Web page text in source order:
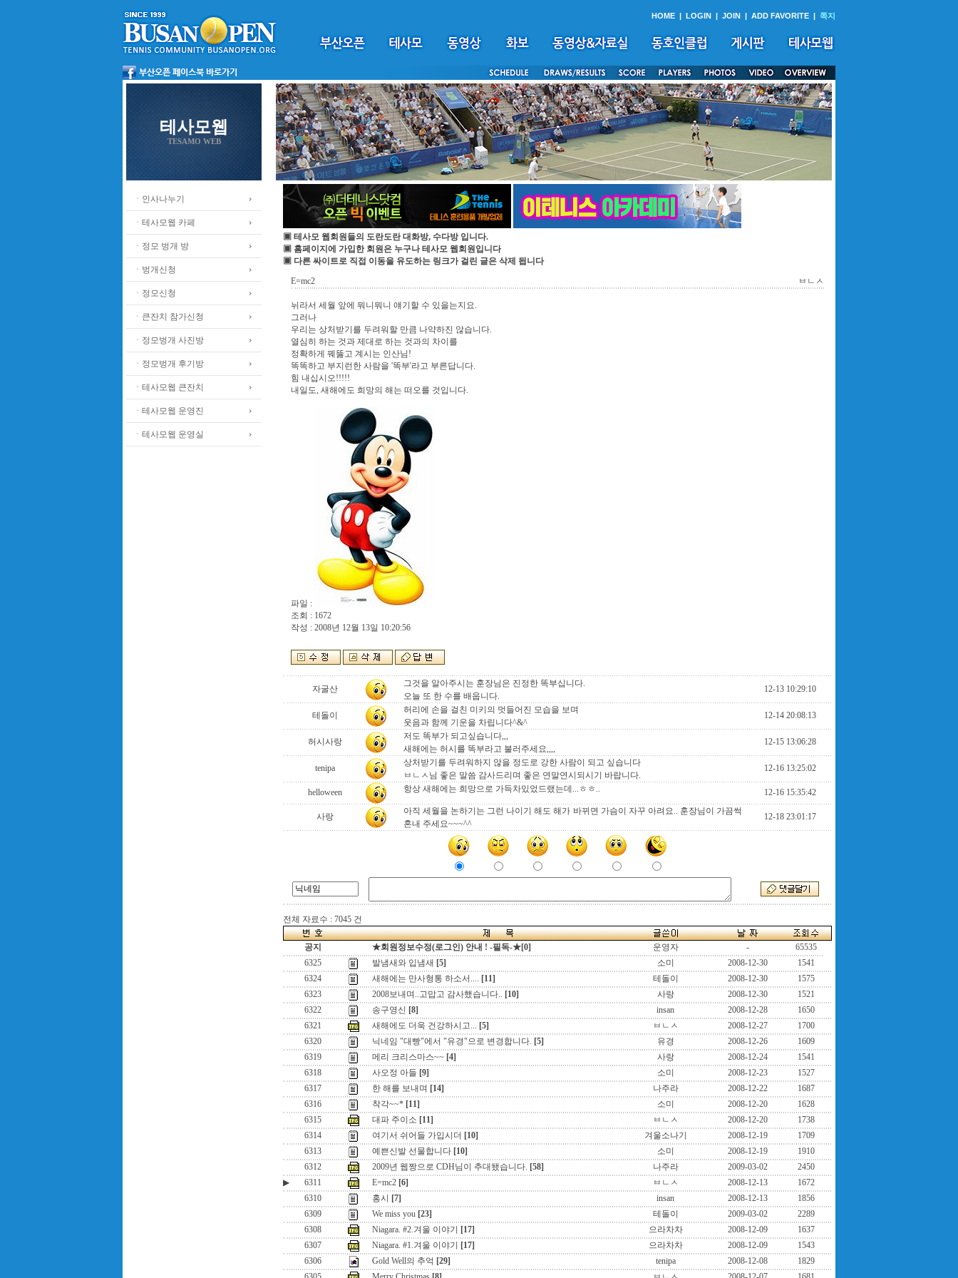
HOME | LOGIN | JOIN | ADD FAVORITE | 쪽지
테사모웹
TESAMO WEB
ㆍ인사나누기
ㆍ테사모웹 카페
ㆍ정모 벙개 방
ㆍ벙개신청
ㆍ정모신청
ㆍ큰잔치 참가신청
ㆍ정모벙개 사진방
ㆍ정모벙개 후기방
ㆍ테사모웹 큰잔치
ㆍ테사모웹 운영진
ㆍ테사모웹 운영실
▣ 테사모 웹회원들의 도란도란 대화방, 수다방 입니다.
▣ 홈페이지에 가입한 회원은 누구나 테사모 웹회원입니다
▣ 다른 싸이트로 직접 이동을 유도하는 링크가 걸린 글은 삭제 됩니다
E=mc2
ㅂㄴㅅ
뉘라서 세월 앞에 뭐니뭐니 얘기할 수 있을는지요.
그러나
우리는 상처받기를 두려워할 만큼 나약하진 않습니다.
열심히 하는 것과 제대로 하는 것과의 차이를
정확하게 꿰뚫고 계시는 인산님!
똑똑하고 부지런한 사람을 '똑부'라고 부른답니다.
힘 내십시오!!!!!
내일도, 새해에도 희망의 해는 떠오를 것입니다.
파일 :
조회 : 1672
작성 : 2008년 12월 13일 10:20:56
자굴산
그것을 알아주시는 훈장님은 진정한 똑부십니다.
오늘 또 한 수를 배웁니다.
12-13 10:29:10
테돌이
허리에 손을 걸친 미키의 멋들어진 모습을 보며
웃음과 함께 기운을 차립니다^&^
12-14 20:08:13
허시사랑
저도 똑부가 되고싶습니다,,,
새해에는 허시를 똑부라고 불러주세요,,,,
12-15 13:06:28
tenipa
상처받기를 두려워하지 않을 정도로 강한 사람이 되고 싶습니다
ㅂㄴㅅ님 좋은 말씀 감사드리며 좋은 연말연시되시기 바랍니다.
12-16 13:25:02
helloween 항상 새해에는 희망으로 가득차있었드랬는데...ㅎㅎ.. 12-16 15:35:42
사랑
아직 세월을 논하기는 그런 나이기 해도 해가 바뀌면 가슴이 자꾸 아려요.. 훈장님이 가끔썩
혼내 주세요~~~^^
12-18 23:01:17
전체 자료수 : 7045 건
공지 ★회원정보수정(로그인) 안내 ! -필독-★[0] 운영자 -
65535
6325
발냄새와 입냄새 [5] 소미 2008-12-30
1541
6324
새해에는 만사형통 하소서.... [11] 테돌이 2008-12-30
1575
6323
2008보내며..고맙고 감사했습니다.. [10] 사랑 2008-12-30
1521
6322
송구영신 [8] insan 2008-12-28
1650
6321
새해에도 더욱 건강하시고... [5] ㅂㄴㅅ 2008-12-27
1700
6320
닉네임 "대빵"에서 "유경"으로 변경합니다. [5] 유경 2008-12-26
1609
6319
메리 크리스마스~~ [4] 사랑 2008-12-24
1541
6318
사오정 아들 [9] 소미 2008-12-23
1527
6317
한 해를 보내며 [14] 나주라 2008-12-22
1687
6316
착각~~* [11] 소미 2008-12-20
1628
6315
대파 주이소 [11] ㅂㄴㅅ 2008-12-20
1738
6314
여기서 쉬어들 가입시더 [10] 겨울소나기 2008-12-19
1709
6313
예쁜신발 선물합니다 [10] 소미 2008-12-19
1910
6312
2009년 웹짱으로 CDH님이 추대됐습니다. [58] 나주라 2009-03-02
2450
▶
6311 E=mc2 [6] ㅂㄴㅅ 2008-12-13
1672
6310
홍시 [7] insan 2008-12-13
1856
6309
We miss you [23] 테돌이 2009-03-02
2289
6308
Niagara. #2.겨울 이야기 [17] 으라차차 2008-12-09
1637
6307
Niagara. #1.겨울 이야기 [17] 으라차차 2008-12-09
1543
6306
Gold Well의 추억 [29] tenipa 2008-12-08
1829